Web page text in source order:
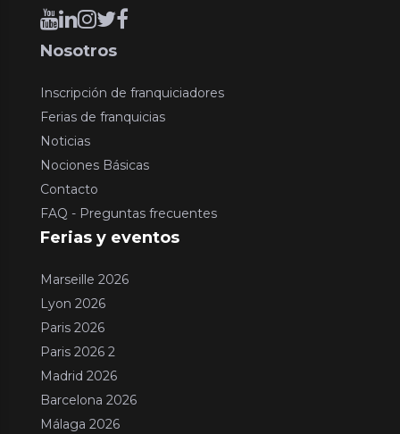
Nosotros
Inscripción de franquiciadores
Ferias de franquicias
Noticias
Nociones Básicas
Contacto
FAQ - Preguntas frecuentes
Ferias y eventos
Marseille 2026
Lyon 2026
Paris 2026
Paris 2026 2
Madrid 2026
Barcelona 2026
Málaga 2026